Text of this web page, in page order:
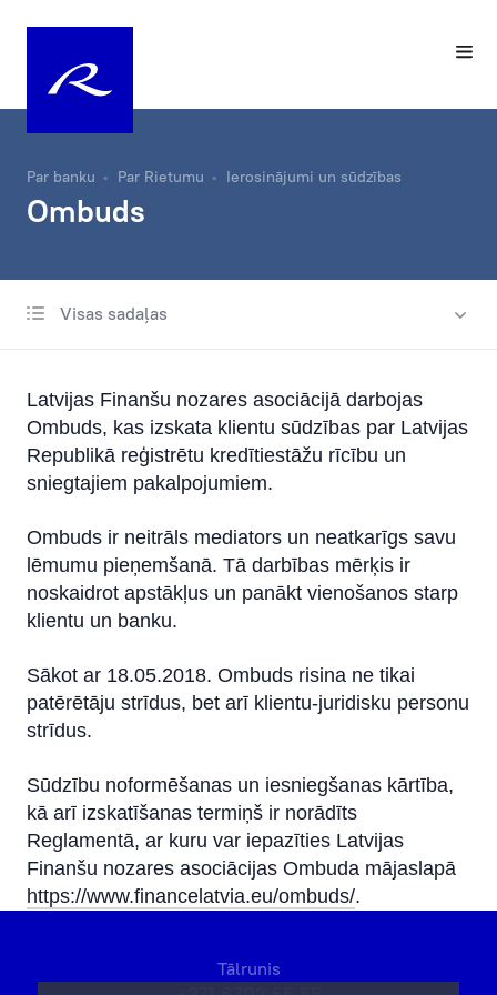
Par banku Par Rietumu Ierosinājumi un sūdzības
Ombuds
Visas sadaļas
Par mums
Labdarības fonds
Vadība
Ierosinājumi un sūdzības
Ombuds
Ilgtspēja
Latvijas Finanšu nozares asociācijā darbojas
Ombuds, kas izskata klientu sūdzības par Latvijas
Republikā reģistrētu kredītiestāžu rīcību un
sniegtajiem pakalpojumiem.
Ombuds ir neitrāls mediators un neatkarīgs savu
lēmumu pieņemšanā. Tā darbības mērķis ir
noskaidrot apstākļus un panākt vienošanos starp
klientu un banku.
Sākot ar 18.05.2018. Ombuds risina ne tikai
patērētāju strīdus, bet arī klientu-juridisku personu
strīdus.
Sūdzību noformēšanas un iesniegšanas kārtība,
kā arī izskatīšanas termiņš ir norādīts
Reglamentā, ar kuru var iepazīties Latvijas
Finanšu nozares asociācijas Ombuda mājaslapā
https://www.financelatvia.eu/ombuds/.
Tālrunis